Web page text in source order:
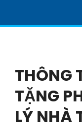
SẢN
THÔNG
TẶNG
LÝ NHÀ